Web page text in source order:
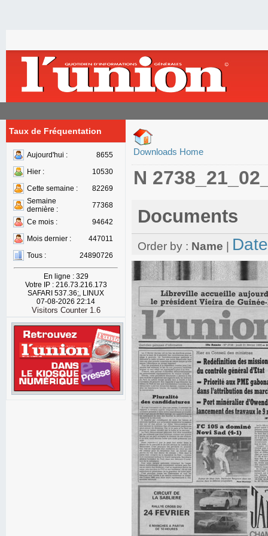
Taux de Fréquentation
Aujourd'hui :
8655
Hier :
10530
Cette semaine :
82269
Semaine
dernière :
77368
Ce mois :
94642
Mois dernier :
447011
Tous :
24890726
En ligne : 329
Votre IP : 216.73.216.173
SAFARI 537.36;, LINUX
07-08-2026 22:14
Visitors Counter 1.6
Downloads Home
N
Documents
Order by : Name Date